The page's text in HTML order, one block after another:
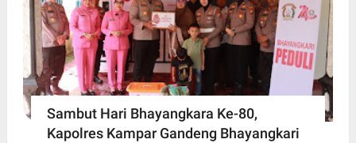
Sambut Hari Bhayangkara Ke-80,
Kapolres Kampar Gandeng Bhayangkari